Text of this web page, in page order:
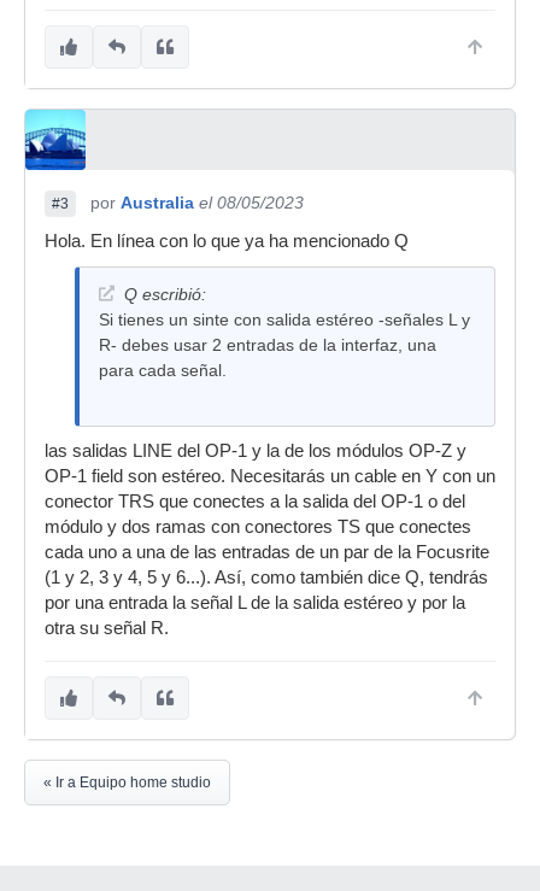
#3 por Australia el 08/05/2023
Hola. En línea con lo que ya ha mencionado Q
Q escribió:
Si tienes un sinte con salida estéreo -señales L y
R- debes usar 2 entradas de la interfaz, una
para cada señal.
las salidas LINE del OP-1 y la de los módulos OP-Z y
OP-1 field son estéreo. Necesitarás un cable en Y con un
conector TRS que conectes a la salida del OP-1 o del
módulo y dos ramas con conectores TS que conectes
cada uno a una de las entradas de un par de la Focusrite
(1 y 2, 3 y 4, 5 y 6...). Así, como también dice Q, tendrás
por una entrada la señal L de la salida estéreo y por la
otra su señal R.
« Ir a Equipo home studio